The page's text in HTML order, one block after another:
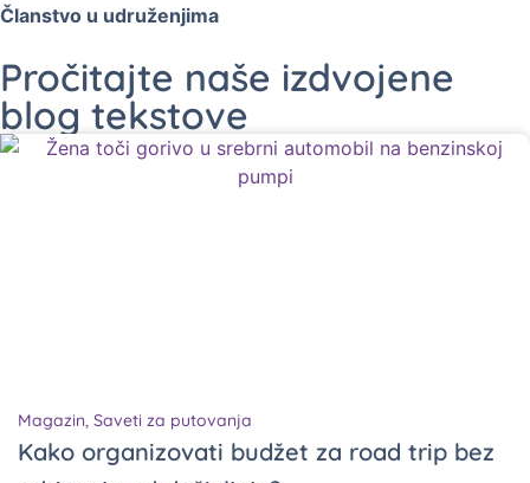
Članstvo u udruženjima
Pročitajte naše izdvojene
blog tekstove
Magazin, Saveti za putovanja
Kako organizovati budžet za road trip bez